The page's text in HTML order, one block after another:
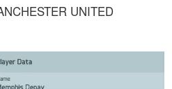
UNITED